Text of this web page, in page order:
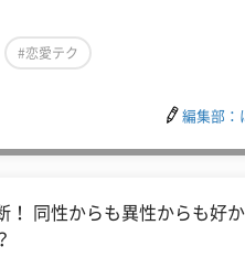
#恋愛テク
編集部：
！ 同性からも異性からも好